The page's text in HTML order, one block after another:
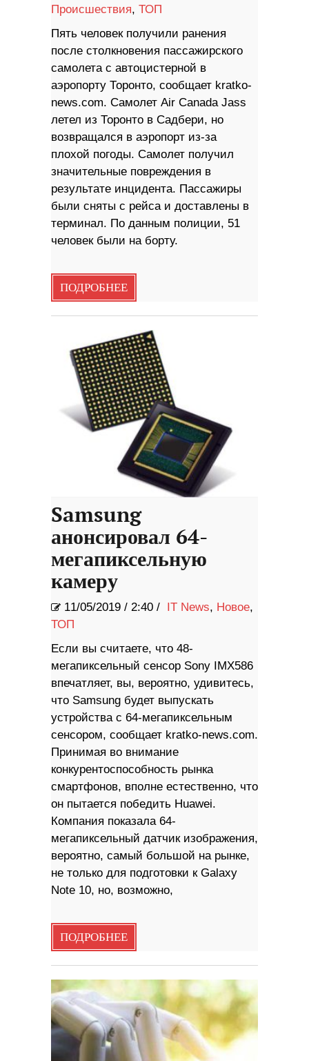
Происшествия, ТОП
Пять человек получили ранения
после столкновения пассажирского
самолета с автоцистерной в
аэропорту Торонто, сообщает kratko-
news.com. Самолет Air Canada Jass
летел из Торонто в Садбери, но
возвращался в аэропорт из-за
плохой погоды. Самолет получил
значительные повреждения в
результате инцидента. Пассажиры
были сняты с рейса и доставлены в
терминал. По данным полиции, 51
человек были на борту.
ПОДРОБНЕЕ
Samsung
анонсировал 64-
мегапиксельную
камеру
11/05/2019 / 2:40 / IT News, Новое,
ТОП
Если вы считаете, что 48-
мегапиксельный сенсор Sony IMX586
впечатляет, вы, вероятно, удивитесь,
что Samsung будет выпускать
устройства с 64-мегапиксельным
сенсором, сообщает kratko-news.com.
Принимая во внимание
конкурентоспособность рынка
смартфонов, вполне естественно, что
он пытается победить Huawei.
Компания показала 64-
мегапиксельный датчик изображения,
вероятно, самый большой на рынке,
не только для подготовки к Galaxy
Note 10, но, возможно,
ПОДРОБНЕЕ